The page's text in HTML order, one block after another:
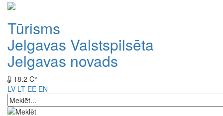
Tūrisms
Jelgavas Valstspilsēta
Jelgavas novads
18.2 C°
LV LT EE EN